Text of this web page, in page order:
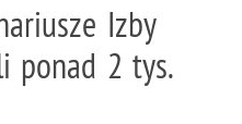
Izby
ponad 2 tys.